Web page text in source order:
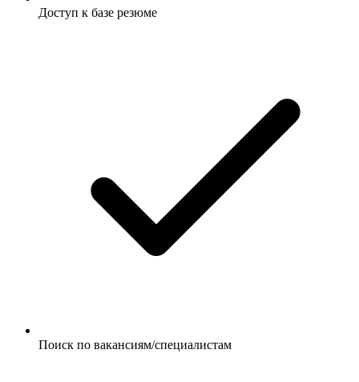
Доступ к базе резюме
Поиск по вакансиям/специалистам